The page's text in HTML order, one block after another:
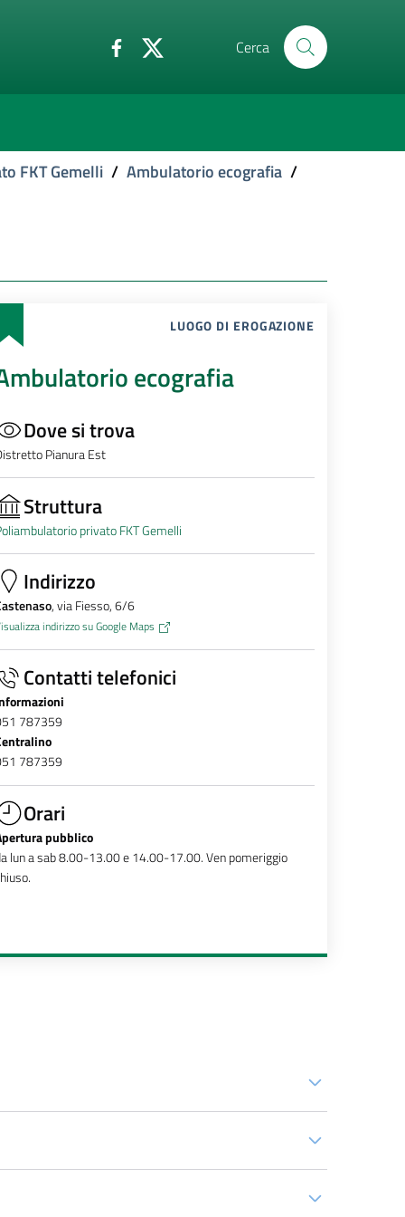
Cerca
FKT Gemelli / Ambulatorio ecografia /
LUOGO DI EROGAZIONE
ecografia
Dove si trova
Pianura Est
Struttura
privato FKT Gemelli
Indirizzo
, via Fiesso, 6/6
indirizzo su Google Maps
Contatti telefonici
787359
787359
Orari
pubblico
lun a sab 8.00-13.00 e 14.00-17.00. Ven pomeriggio